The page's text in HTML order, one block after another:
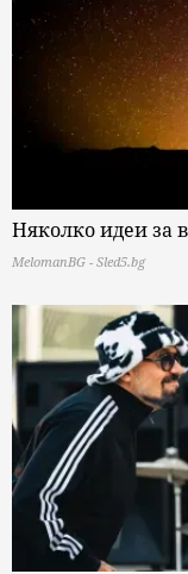
Няколко идеи за
MelomanBG - Sled5.bg